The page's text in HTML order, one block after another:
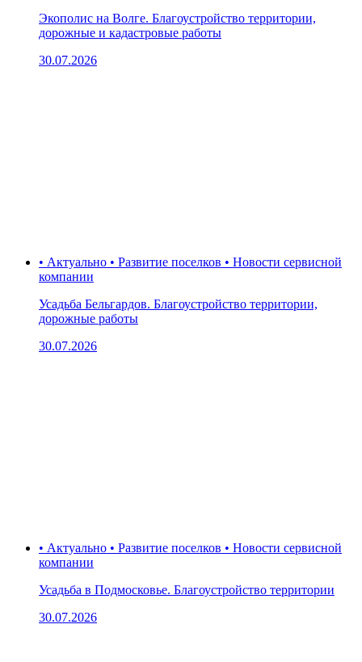
Экополис на Волге. Благоустройство территории,
дорожные и кадастровые работы
30.07.2026
• Актуально • Развитие поселков • Новости сервисной
компании
Усадьба Бельгардов. Благоустройство территории,
дорожные работы
30.07.2026
• Актуально • Развитие поселков • Новости сервисной
компании
Усадьба в Подмосковье. Благоустройство территории
30.07.2026